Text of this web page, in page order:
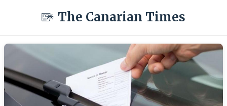
The Canarian Times